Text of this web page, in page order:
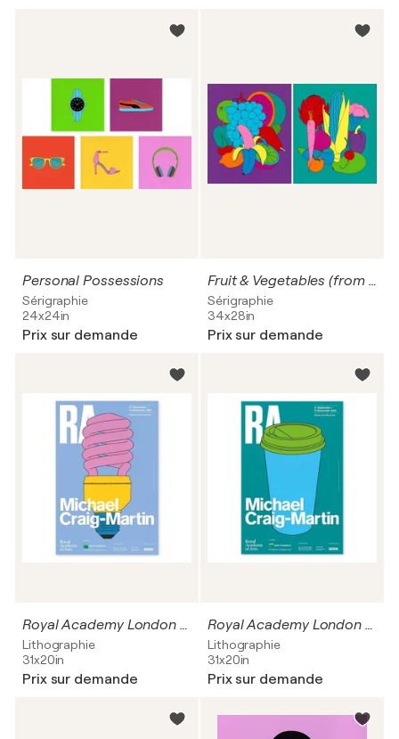
Personal Possessions
Sérigraphie
24x24in
Prix sur demande
Fruit & Vegetables (from Domesticated Nature)
Sérigraphie
34x28in
Prix sur demande
Royal Academy London Exhibition Poster (light bulb)
Lithographie
31x20in
Prix sur demande
Royal Academy London Exhibition Poster (paper cup)
Lithographie
31x20in
Prix sur demande